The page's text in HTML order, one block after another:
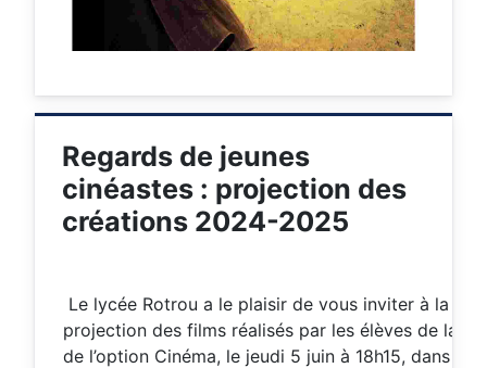
Regards de jeunes
cinéastes : projection des
créations 2024-2025
Le lycée Rotrou a le plaisir de vous inviter à la
projection des films réalisés par les élèves de la
de l’option Cinéma, le jeudi 5 juin à 18h15, dans